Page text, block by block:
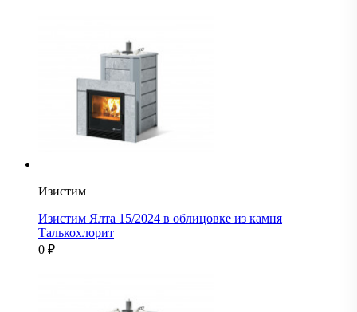
Изистим
Изистим Ялта 15/2024 в облицовке из камня
Талькохлорит
0 ₽